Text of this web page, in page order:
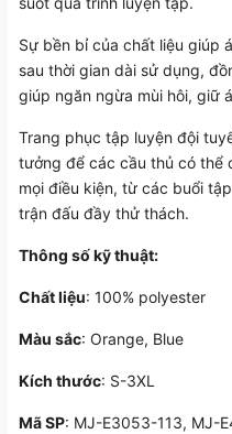
Sự bền bỉ của chất liệu giúp
sau thời gian dài sử dụng,
giúp ngăn ngừa mùi hôi, giữ
Trang phục tập luyện đội
tưởng để các cầu thủ có thể
mọi điều kiện, từ các buổi
trận đấu đầy thử thách.
Thông số kỹ thuật:
Chất liệu: 100% polyester
Màu sắc: Orange, Blue
Kích thước: S-3XL
Mã SP: MJ-E3053-113, MJ-